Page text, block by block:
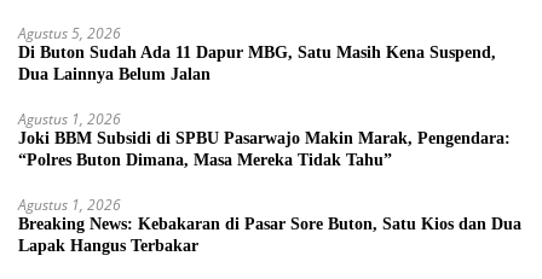
Agustus 5, 2026
Di Buton Sudah Ada 11 Dapur MBG, Satu Masih Kena Suspend,
Dua Lainnya Belum Jalan
Agustus 1, 2026
Joki BBM Subsidi di SPBU Pasarwajo Makin Marak, Pengendara:
“Polres Buton Dimana, Masa Mereka Tidak Tahu”
Agustus 1, 2026
Breaking News: Kebakaran di Pasar Sore Buton, Satu Kios dan Dua
Lapak Hangus Terbakar